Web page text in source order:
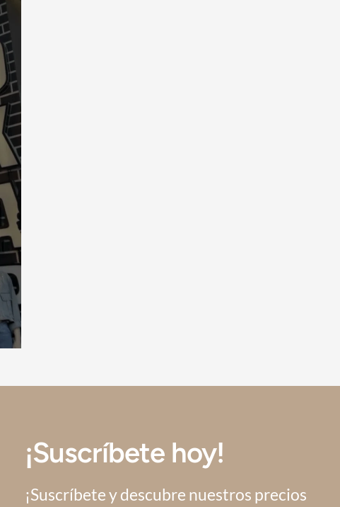
¡Suscríbete hoy!
¡Suscríbete y descubre nuestros precios